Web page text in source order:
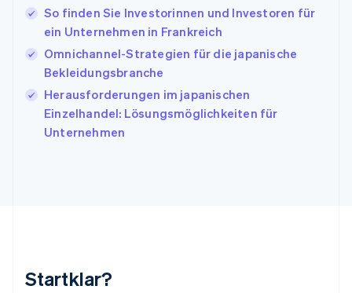
So finden Sie Investorinnen und Investoren für
ein Unternehmen in Frankreich
Omnichannel-Strategien für die japanische
Bekleidungsbranche
Herausforderungen im japanischen
Einzelhandel: Lösungsmöglichkeiten für
Unternehmen
Startklar?
日本語 English
English Français
Kroatien
EnglishItaliano
English
Liechtenstein
DeutschEnglish
Mexiko